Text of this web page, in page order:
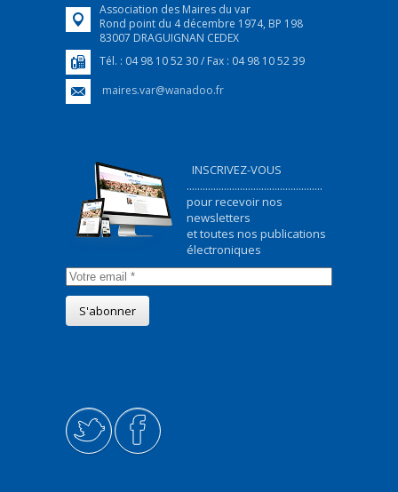
Association des Maires du var
Rond point du 4 décembre 1974, BP 198
83007 DRAGUIGNAN CEDEX
Tél. : 04 98 10 52 30 / Fax : 04 98 10 52 39
maires.var@wanadoo.fr
INSCRIVEZ-VOUS
...................................................
pour recevoir nos
newsletters
et toutes nos publications
électroniques